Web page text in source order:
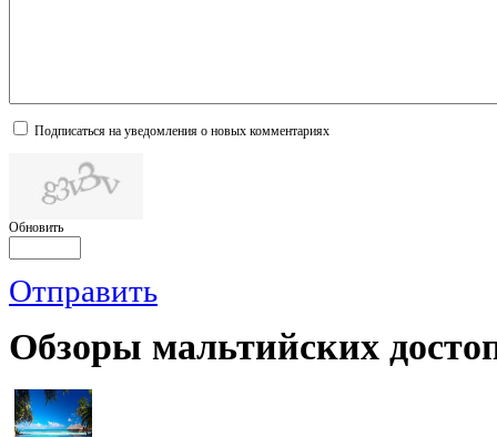
Подписаться на уведомления о новых комментариях
Обновить
Отправить
Обзоры мальтийских